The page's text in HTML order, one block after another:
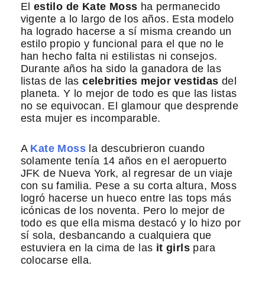
El estilo de Kate Moss ha permanecido
vigente a lo largo de los años. Esta modelo
ha logrado hacerse a sí misma creando un
estilo propio y funcional para el que no le
han hecho falta ni estilistas ni consejos.
Durante años ha sido la ganadora de las
listas de lascelebrities mejor vestidas del
planeta. Y lo mejor de todo es que las listas
no se equivocan. El glamour que desprende
esta mujer es incomparable.
A Kate Moss la descubrieron cuando
solamente tenía 14 años en el aeropuerto
JFK de Nueva York, al regresar de un viaje
con su familia. Pese a su corta altura, Moss
logró hacerse un hueco entre las tops más
icónicas de los noventa. Pero lo mejor de
todo es que ella misma destacó y lo hizo por
sí sola, desbancando a cualquiera que
estuviera en la cima de las it girlspara
colocarse ella.